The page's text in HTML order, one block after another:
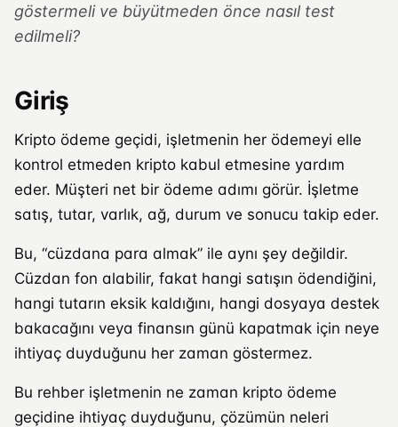
göstermeli ve büyütmeden önce nasıl test
edilmeli?
Giriş
Kripto ödeme geçidi, işletmenin her ödemeyi elle
kontrol etmeden kripto kabul etmesine yardım
eder. Müşteri net bir ödeme adımı görür. İşletme
satış, tutar, varlık, ağ, durum ve sonucu takip eder.
Bu, “cüzdana para almak” ile aynı şey değildir.
Cüzdan fon alabilir, fakat hangi satışın ödendiğini,
hangi tutarın eksik kaldığını, hangi dosyaya destek
bakacağını veya finansın günü kapatmak için neye
ihtiyaç duyduğunu her zaman göstermez.
Bu rehber işletmenin ne zaman kripto ödeme
geçidine ihtiyaç duyduğunu, çözümün neleri